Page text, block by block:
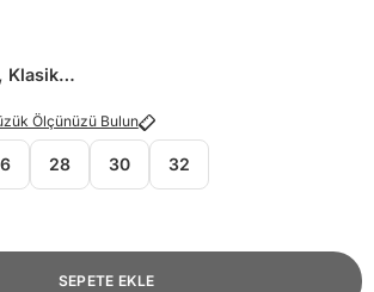
Klasik…
Ölçünüzü Bulun
28 30 32
SEPETE EKLE